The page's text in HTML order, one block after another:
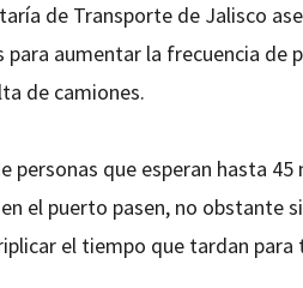
de Transporte de Jalisco
aumentar la frecuencia de
de camiones.
personas que esperan hasta
el puerto pasen, no obstante
el tiempo que tardan para